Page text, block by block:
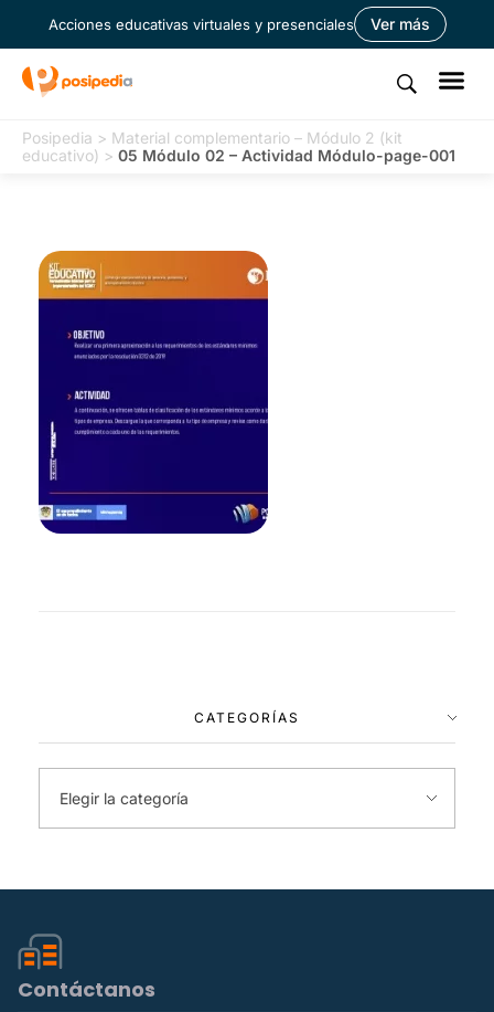
Acciones educativas virtuales y presenciales Ver más
Posipedia > Material complementario – Módulo 2 (kit
educativo) > 05 Módulo 02 – Actividad Módulo-page-001
CATEGORÍAS
Contáctanos